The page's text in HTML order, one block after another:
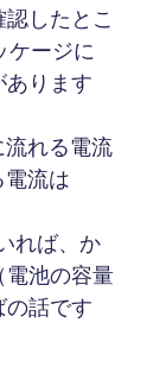
したとこ
ケージに
ります
れる電流
流は
れば、か
池の容量
話です